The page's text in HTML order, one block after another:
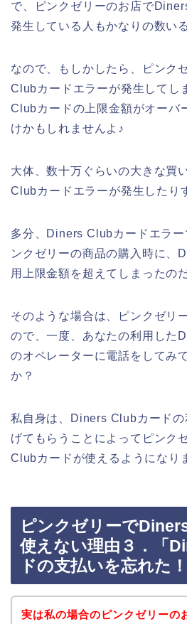
で、ピンクゼリーのお店で
発生している人もかなりの数い
なので、もしかしたら、ピンク
Clubカードエラーが発生してし
Clubカードの上限金額がオーバ
けかもしれませんよ♪
大体、数十万ぐらいの大きな買
Clubカードエラーが発生したり
多分、Diners Clubカードエラ
ンクゼリーの商品の購入時に、
用上限金額を超えてしまったの
そのような場合は、ピンクゼリ
ので、一度、あなたの利用した
のオペレーターに電話をしてみ
か？
私自身は、Diners Clubカードの
げてもらうことによってピンク
Clubカードが使えるようになり
ピンクゼリーで
使えない理由３．「
ドの支払いを忘れた！
実は私の場合のピンクゼリーの